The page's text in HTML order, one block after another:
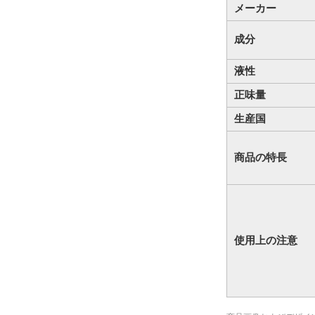
メーカー
成分
液性
正味量
生産国
商品の特長
使用上の注意